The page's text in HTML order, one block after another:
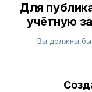
Для
учётную
Вы должны